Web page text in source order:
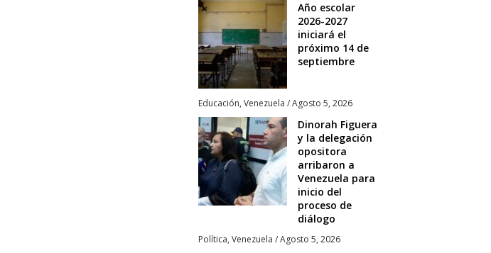
Año escolar
2026-2027
iniciará el
próximo 14 de
septiembre
Educación, Venezuela /Agosto 5, 2026
Dinorah Figuera
y la delegación
opositora
arribaron a
Venezuela para
inicio del
proceso de
diálogo
Política, Venezuela /Agosto 5, 2026